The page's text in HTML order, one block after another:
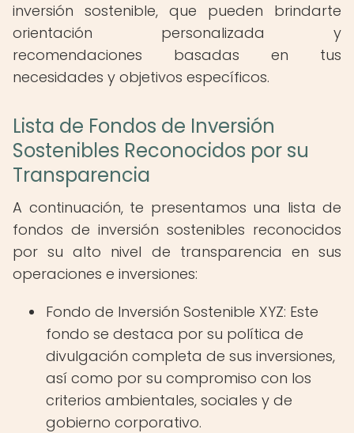
inversión sostenible, que pueden brindarte
orientación personalizada y
recomendaciones basadas en tus
necesidades y objetivos específicos.
Lista de Fondos de Inversión
Sostenibles Reconocidos por su
Transparencia
A continuación, te presentamos una lista de
fondos de inversión sostenibles reconocidos
por su alto nivel de transparencia en sus
operaciones e inversiones:
Fondo de Inversión Sostenible XYZ: Este
fondo se destaca por su política de
divulgación completa de sus inversiones,
así como por su compromiso con los
criterios ambientales, sociales y de
gobierno corporativo.